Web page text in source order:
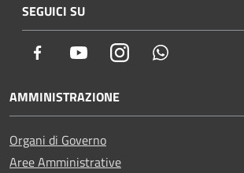
SEGUICI SU
Facebook YoutubeInstagram
AMMINISTRAZIONE
Organi di Governo
Aree Amministrative